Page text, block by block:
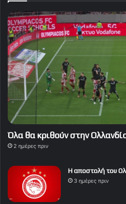
Όλα θα κριθούν στην
2 ημέρες πριν
Η αποστολή του
3 ημέρες πριν